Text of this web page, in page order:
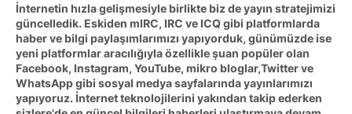
İnternetin hızla gelişmesiyle birlikte biz de yayın stratejimizi
güncelledik. Eskiden mIRC, IRC ve ICQ gibi platformlarda
haber ve bilgi paylaşımlarımızı yapıyorduk, günümüzde ise
yeni platformlar aracılığıyla özellikle şuan popüler olan
Facebook, Instagram, YouTube, mikro bloglar,Twitter ve
WhatsApp gibi sosyal medya sayfalarında yayınlarımızı
yapıyoruz. İnternet teknolojilerini yakından takip ederken